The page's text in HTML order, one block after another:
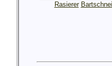
Rasierer